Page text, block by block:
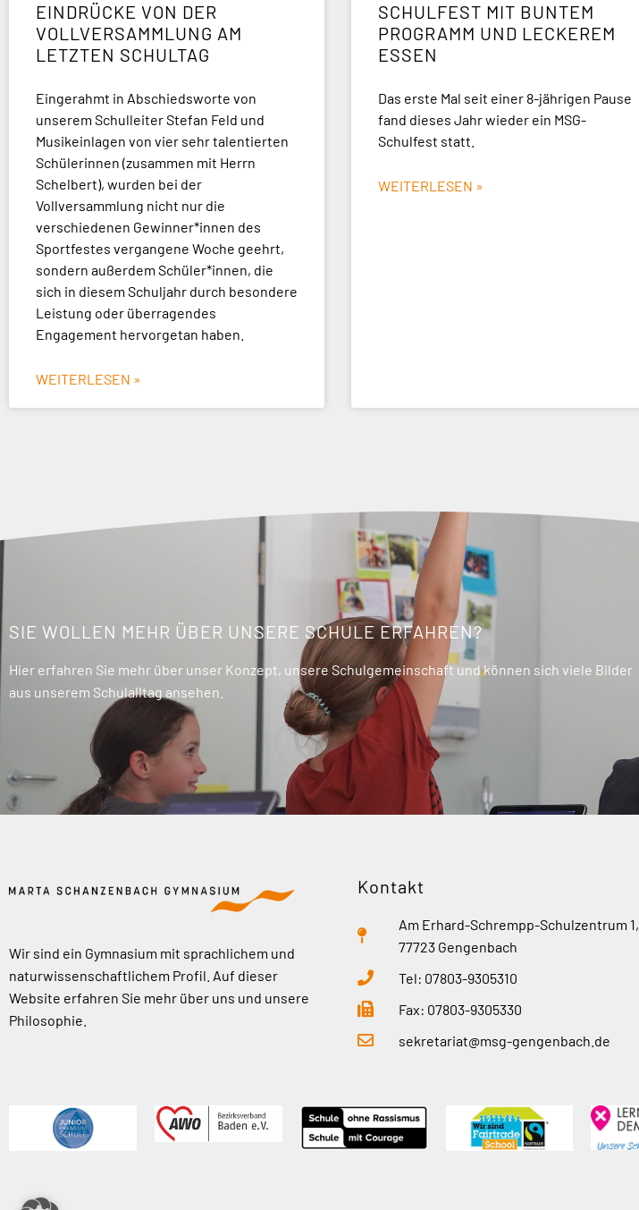
EINDRÜCKE VON DER
VOLLVERSAMMLUNG AM
LETZTEN SCHULTAG
Eingerahmt in Abschiedsworte von
unserem Schulleiter Stefan Feld und
Musikeinlagen von vier sehr talentierten
Schülerinnen (zusammen mit Herrn
Schelbert), wurden bei der
Vollversammlung nicht nur die
verschiedenen Gewinner*innen des
Sportfestes vergangene Woche geehrt,
sondern außerdem Schüler*innen, die
sich in diesem Schuljahr durch besondere
Leistung oder überragendes
Engagement hervorgetan haben.
WEITERLESEN »
SCHULFEST MIT BUNTEM
PROGRAMM UND LECKEREM
ESSEN
Das erste Mal seit einer 8-jährigen Pause
fand dieses Jahr wieder ein MSG-
Schulfest statt.
WEITERLESEN »
SIE WOLLEN MEHR ÜBER UNSERE SCHULE ERFAHREN?
Hier erfahren Sie mehr über unser Konzept, unsere Schulgemeinschaft und können sich viele Bilder
aus unserem Schulalltag ansehen.
Wir sind ein Gymnasium mit sprachlichem und
naturwissenschaftlichem Profil. Auf dieser
Website erfahren Sie mehr über uns und unsere
Philosophie.
Kontakt
Am Erhard-Schrempp-Schulzentrum 1,
77723 Gengenbach
Tel: 07803-9305310
Fax: 07803-9305330
sekretariat@msg-gengenbach.de